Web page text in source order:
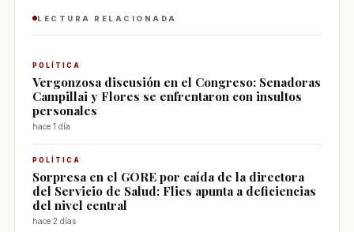
LECTURA RELACIONADA
POLÍTICA
Vergonzosa discusión en el Congreso: Senadoras
Campillai y Flores se enfrentaron con insultos
personales
hace 1 día
POLÍTICA
Sorpresa en el GORE por caída de la directora
del Servicio de Salud: Flies apunta a deficiencias
del nivel central
hace 2 días